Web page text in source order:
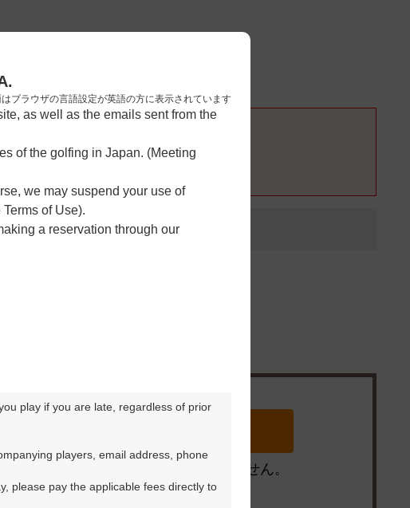
※ゴルフ場の電話ではありません。
ブラウザの言語設定が英語の方に表示されています
as well as the emails sent from the
of the golfing in Japan. (Meeting
we may suspend your use of
of Use).
a reservation through our
play if you are late, regardless of prior
players, email address, phone
please pay the applicable fees directly to